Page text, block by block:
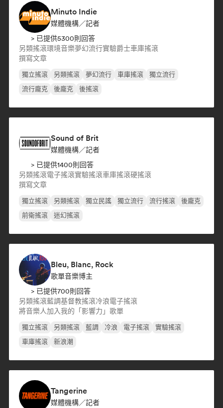
Minuto Indie
媒體機構／記者
> 已提供5300則回答
另類搖滾環境音樂夢幻流行實驗爵士車庫搖滾
撰寫文章
獨立搖滾 另類搖滾 夢幻流行 車庫搖滾
獨立流行
流行龐克
後龐克 後搖滾
Sound of Brit
媒體機構／記者
> 已提供1400則回答
另類搖滾電子搖滾實驗搖滾車庫搖滾硬搖滾
撰寫文章
獨立搖滾 另類搖滾 獨立民謠 獨立流行 流行搖滾
後龐克
前衛搖滾
迷幻搖滾
Bleu, Blanc, Rock
歌單音樂博主
> 已提供700則回答
另類搖滾藍調基督教搖滾冷浪電子搖滾
將音樂人加入我的「影響力」歌單
獨立搖滾 另類搖滾 藍調 冷浪 電子搖滾
實驗搖滾
車庫搖滾
新浪潮
Tangerine
媒體機構／記者